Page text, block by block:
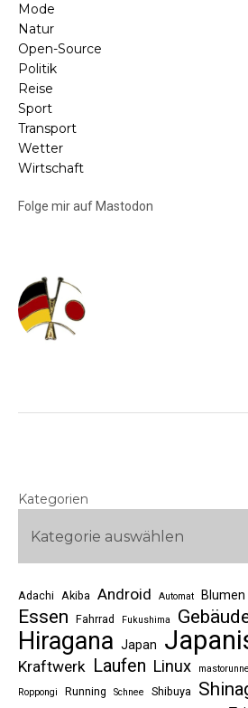
Mode
Natur
Open-Source
Politik
Reise
Sport
Transport
Wetter
Wirtschaft
Folge mir auf Mastodon
Kategorien
Adachi Akiba Android Automat Blumen
Essen Fahrrad Fukushima
Hiragana Japan
Kraftwerk Laufen Linux
Roppongi
Running Schnee Shibuya